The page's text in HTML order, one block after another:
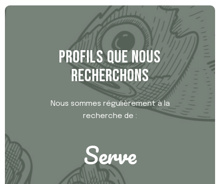
PROFILS QUE NOUS
RECHERCHONS
Nous sommes régulièrement à la
recherche de :
Serve